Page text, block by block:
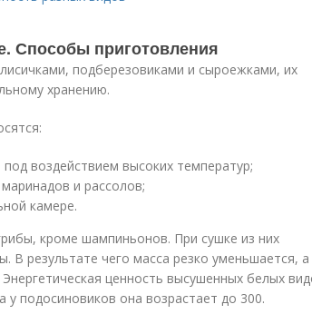
Способы приготовления
подберезовиками и сыроежками, их
хранению.
воздействием высоких температур;
и рассолов;
камере.
кроме шампиньонов. При сушке из них
В результате чего масса резко уменьшается, а
ценность высушенных белых
у подосиновиков она возрастает до 300.